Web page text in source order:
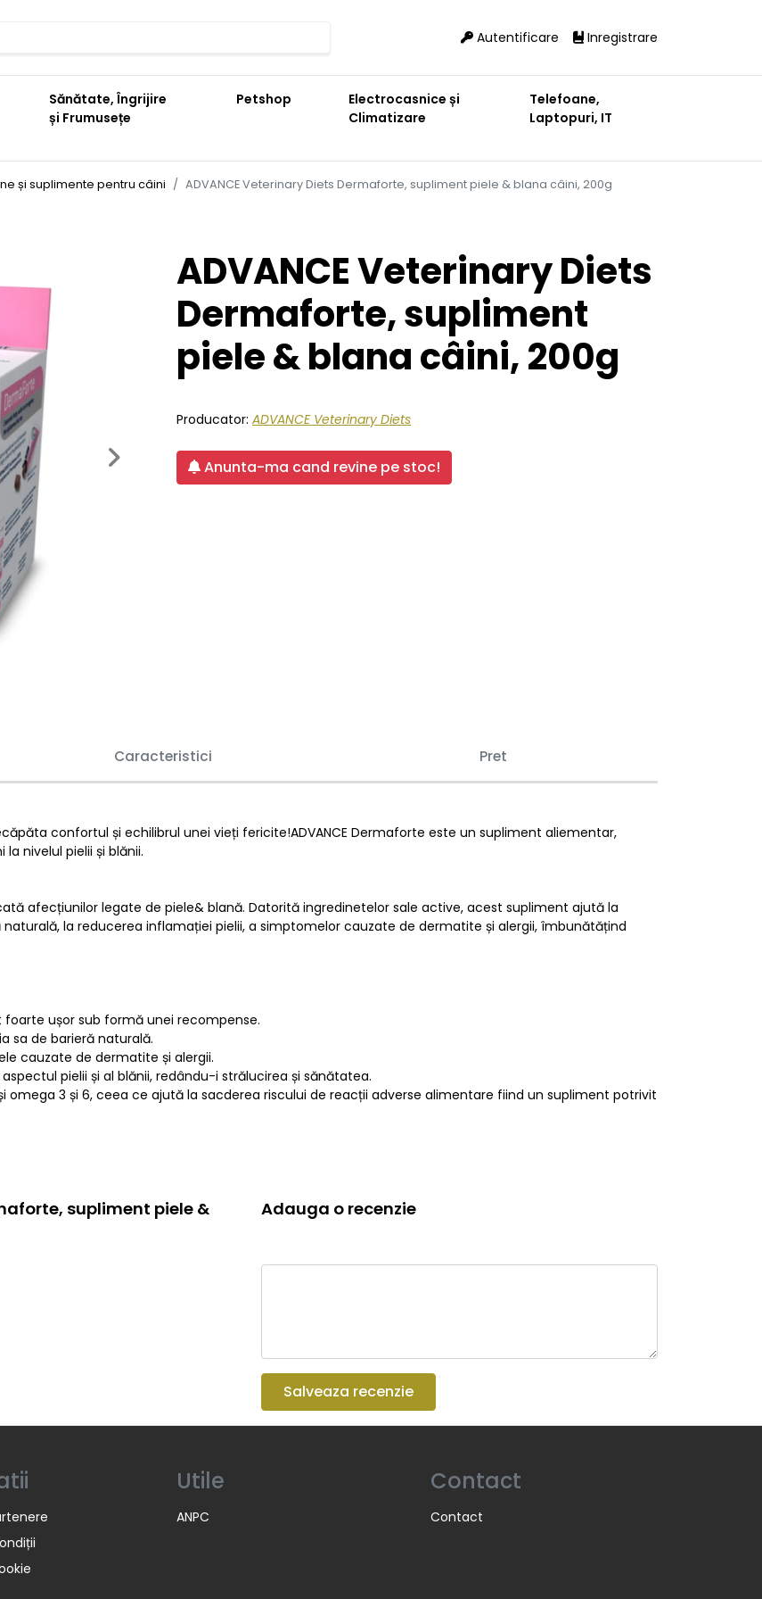
Autentificare Inregistrare
Sănătate, Îngrijire
și Frumusețe
Petshop
Electrocasnice și
Climatizare
Telefoane,
Laptopuri, IT
și suplimente pentru câini ADVANCE Veterinary Diets Dermaforte, supliment piele & blana câini, 200g
Next
ADVANCE Veterinary Diets
Dermaforte, supliment
piele & blana câini, 200g
Producator: ADVANCE Veterinary Diets
Anunta-ma cand revine pe stoc!
Caracteristici Pret
confortul și echilibrul unei vieți fericite!ADVANCE Dermaforte este un supliment aliementar,
nivelul pielii și blănii.
afecțiunilor legate de piele& blană. Datorită ingredinetelor sale active, acest supliment ajută la
la reducerea inflamației pielii, a simptomelor cauzate de dermatite și alergii, îmbunătățind
ușor sub formă unei recompense.
sa de barieră naturală.
cauzate de dermatite și alergii.
pielii și al blănii, redându-i strălucirea și sănătatea.
omega 3 și 6, ceea ce ajută la sacderea riscului de reacții adverse alimentare fiind un supliment potrivit
supliment piele &
Adauga o recenzie
Salveaza recenzie
Utile
ANPC
Contact
Contact